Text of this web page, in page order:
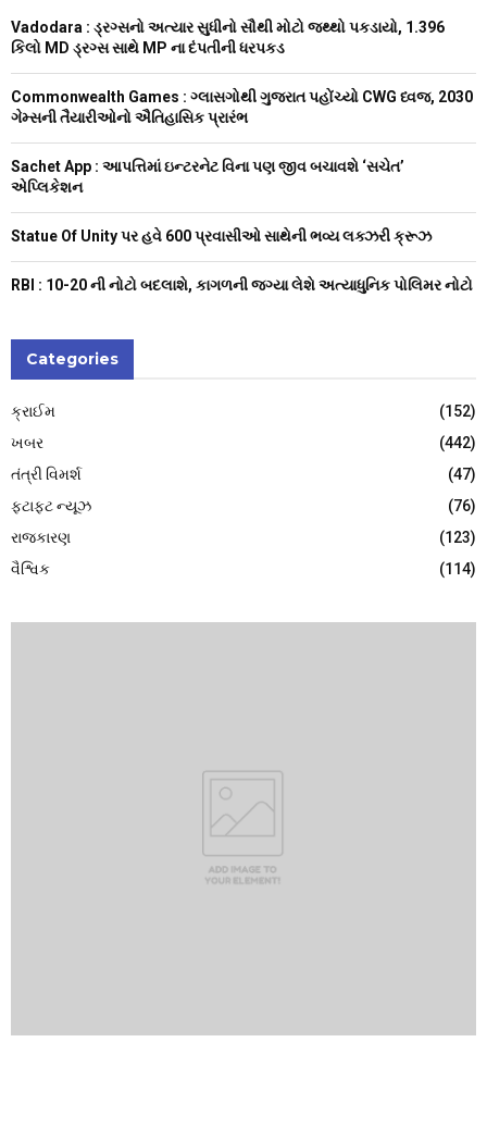
o
C
Vadodara : ડ્રગ્સનો અત્યાર સુધીનો સૌથી મોટો જથ્થો પકડાયો, 1.396
કિલો MD ડ્રગ્સ સાથે MP ના દંપતીની ધરપકડ
Commonwealth Games : ગ્લાસગોથી ગુજરાત પહોંચ્યો CWG ધ્વજ, 2030
ગેમ્સની તૈયારીઓનો ઐતિહાસિક પ્રારંભ
Sachet App : આપત્તિમાં ઇન્ટરનેટ વિના પણ જીવ બચાવશે ‘સચેત’
એપ્લિકેશન
Statue Of Unity પર હવે 600 પ્રવાસીઓ સાથેની ભવ્ય લક્ઝરી ક્રૂઝ
RBI : ₹10-20 ની નોટો બદલાશે, કાગળની જગ્યા લેશે અત્યાધુનિક પોલિમર નોટો
Categories
ક્રાઈમ
(152)
ખબર
(442)
તંત્રી વિમર્શ
(47)
ફટાફટ ન્યૂઝ
(76)
રાજકારણ
(123)
વૈશ્વિક
(114)